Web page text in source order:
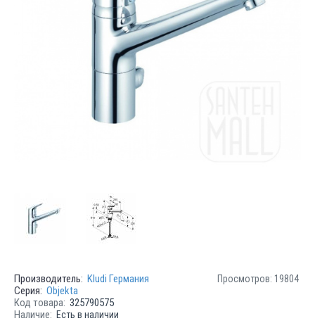
Просмотров: 19804
Производитель: Kludi Германия
Серия: Objekta
Код товара: 325790575
Наличие: Есть в наличии